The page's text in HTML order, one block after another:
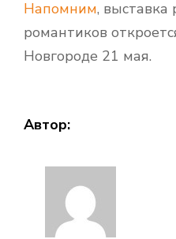
Напомним, выставка
романтиков
Новгороде 21 мая.
Автор: